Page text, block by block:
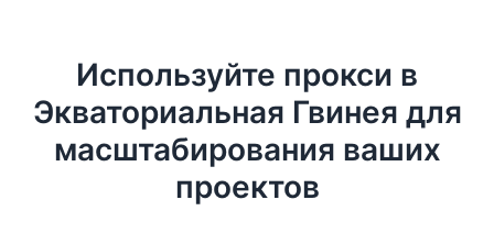
Используйте прокси в
Экваториальная Гвинея для
масштабирования ваших
проектов